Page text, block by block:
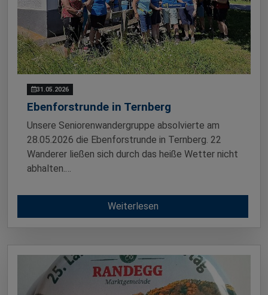
31.05.2026
Ebenforstrunde in Ternberg
Unsere Seniorenwandergruppe absolvierte am
28.05.2026 die Ebenforstrunde in Ternberg. 22
Wanderer ließen sich durch das heiße Wetter nicht
abhalten.…
Weiterlesen